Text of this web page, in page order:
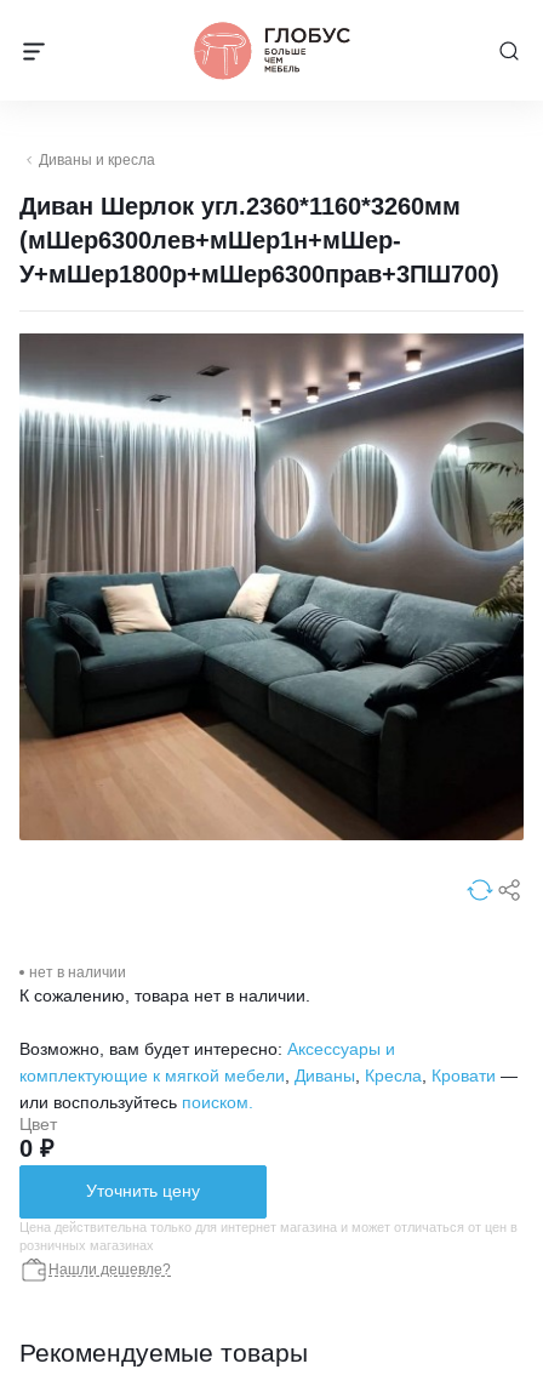
Диваны и кресла
Диван Шерлок угл.2360*1160*3260мм
(мШер6300лев+мШер1н+мШер-
У+мШер1800р+мШер6300прав+3ПШ700)
нет в наличии
К сожалению, товара нет в наличии.
Возможно, вам будет интересно: Аксессуары и
комплектующие к мягкой мебели
Диваны Кресла Кровати —
или воспользуйтесь поиском.
Цвет
0 ₽
Уточнить цену
Цена действительна только для интернет магазина и может отличаться от цен в
розничных магазинах
Нашли дешевле?
Рекомендуемые товары